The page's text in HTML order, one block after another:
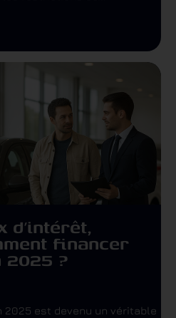
d’intérêt,
financer
2025 ?
2025 est devenu un véritable